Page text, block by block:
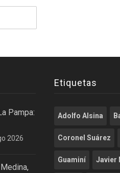
Pampa:
2026
Etiquetas
Adolfo Alsina
Coronel Suárez
Guaminí Javier